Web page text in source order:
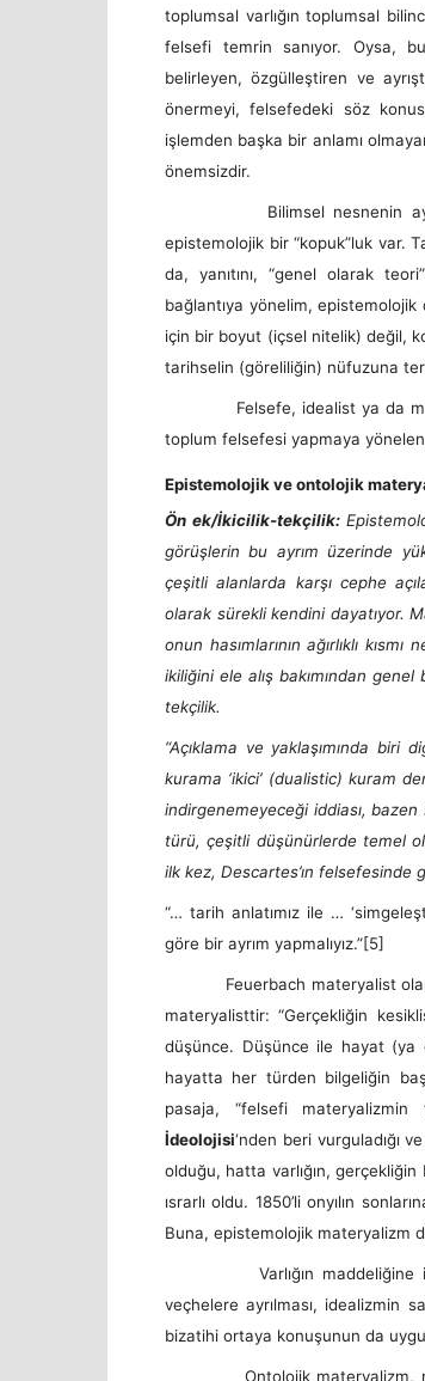
toplumsal varlığın toplumsal
felsefi temrin sanıyor. Oysa,
belirleyen, özgülleştiren ve
önermeyi, felsefedeki söz
işlemden başka bir anlamı
önemsizdir.
Bilimsel nesnenin
epistemolojik bir “kopuk”luk var.
da, yanıtını, “genel olarak
bağlantıya yönelim,
için bir boyut (içsel nitelik) değil,
tarihselin (göreliliğin) nüfuzuna
Felsefe, idealist ya da
toplum felsefesi yapmaya yönelen
Epistemolojik ve ontolojik
Ön ek/İkicilik-tekçilik:
görüşlerin bu ayrım üzerinde
çeşitli alanlarda karşı cephe
olarak sürekli kendini dayatıyor.
onun hasımlarının ağırlıklı
ikiliğini ele alış bakımından
tekçilik.
“Açıklama ve yaklaşımında
kurama ‘ikici’ (dualistic) kuram
indirgenemeyeceği iddiası,
türü, çeşitli düşünürlerde temel
ilk kez, Descartes’ın felsefesinde
“… tarih anlatımız ile …
göre bir ayrım yapmalıyız.”[5]
Feuerbach materyalist olarak
materyalisttir: “Gerçekliğin
düşünce. Düşünce ile hayat (ya
hayatta her türden bilgeliğin
pasaja, “felsefi
İdeolojisi‘nden beri vurguladığı
olduğu, hatta varlığın,
ısrarlı oldu. 1850’li onyılın
Buna, epistemolojik materyalizm
Varlığın maddeliğine
veçhelere ayrılması, idealizmin
bizatihi ortaya konuşunun da
Ontolojik materyalizm,